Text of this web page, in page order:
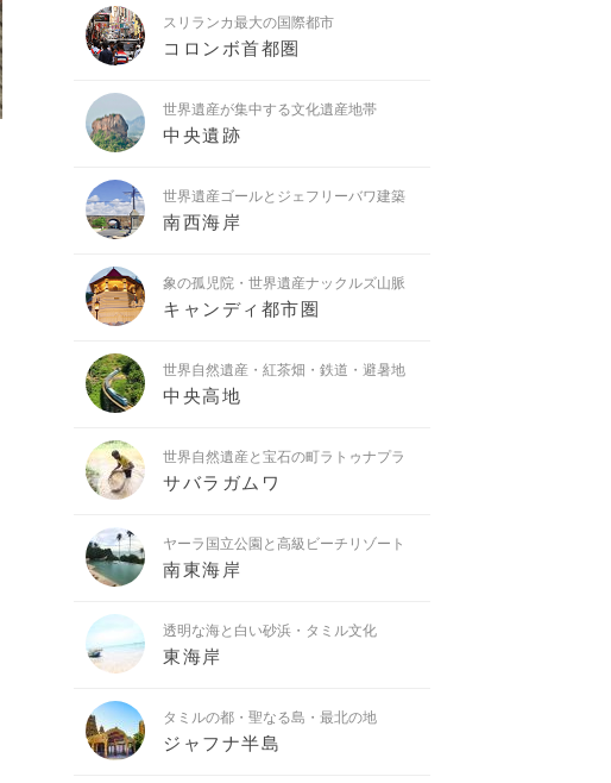
スリランカ最大の国際都市
コロンボ首都圏
世界遺産が集中する文化遺産地帯
中央遺跡
世界遺産ゴールとジェフリーバワ建築
南西海岸
象の孤児院・世界遺産ナックルズ山脈
キャンディ都市圏
世界自然遺産・紅茶畑・鉄道・避暑地
中央高地
世界自然遺産と宝石の町ラトゥナプラ
サバラガムワ
ヤーラ国立公園と高級ビーチリゾート
南東海岸
透明な海と白い砂浜・タミル文化
東海岸
タミルの都・聖なる島・最北の地
ジャフナ半島